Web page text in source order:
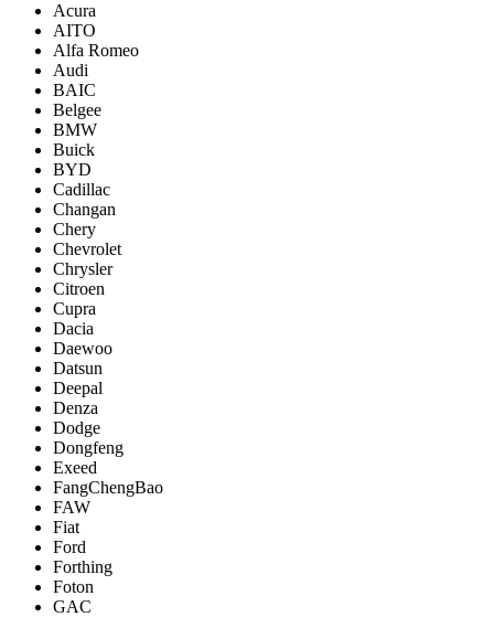
Acura
AITO
Alfa Romeo
Audi
BAIC
Belgee
BMW
Buick
BYD
Cadillac
Changan
Chery
Chevrolet
Chrysler
Citroen
Cupra
Dacia
Daewoo
Datsun
Deepal
Denza
Dodge
Dongfeng
Exeed
FangChengBao
FAW
Fiat
Ford
Forthing
Foton
GAC